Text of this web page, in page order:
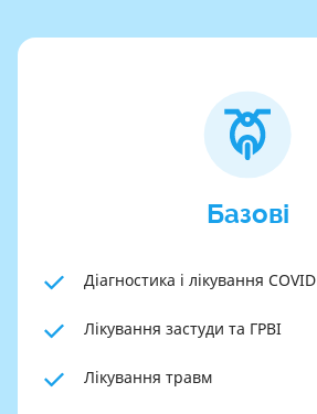
Базові
Діагностика і лікування COVID
Лікування застуди та ГРВІ
Лікування травм